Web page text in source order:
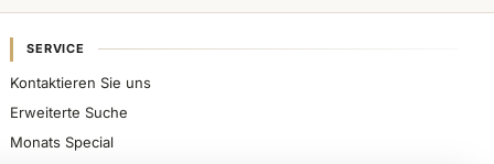
SERVICE
Kontaktieren Sie uns
Erweiterte Suche
Monats Special